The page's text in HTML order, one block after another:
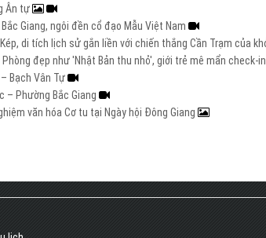
Ân tự
Giang, ngôi đền cổ đạo Mẫu Việt Nam
di tích lịch sử gắn liền với chiến thắng Cần Trạm của
Phòng đẹp như 'Nhật Bản thu nhỏ', giới trẻ mê mẩn check-in
Bạch Vân Tự
– Phường Bắc Giang
văn hóa Cơ tu tại Ngày hội Đông Giang